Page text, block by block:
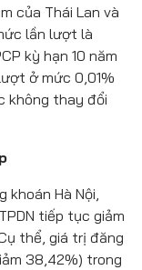
của Thái Lan và
lần lượt là
kỳ hạn 10 năm
ở mức 0,01%
không thay đổi
khoán Hà Nội,
tiếp tục giảm
thể, giá trị đăng
38,42%) trong